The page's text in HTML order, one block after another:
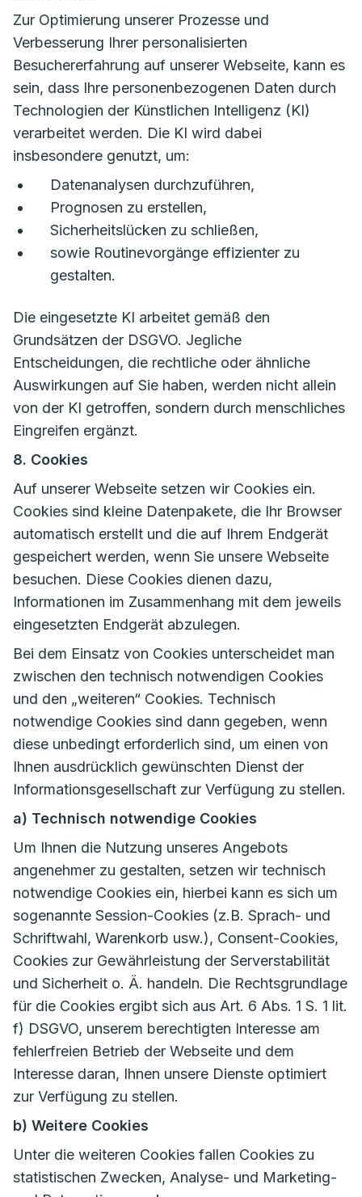
Zur Optimierung unserer Prozesse und
Verbesserung Ihrer personalisierten
Besuchererfahrung auf unserer Webseite, kann es
sein, dass Ihre personenbezogenen Daten durch
Technologien der Künstlichen Intelligenz (KI)
verarbeitet werden. Die KI wird dabei
insbesondere genutzt, um:
Datenanalysen durchzuführen,
Prognosen zu erstellen,
Sicherheitslücken zu schließen,
sowie Routinevorgänge effizienter zu
gestalten.
Die eingesetzte KI arbeitet gemäß den
Grundsätzen der DSGVO. Jegliche
Entscheidungen, die rechtliche oder ähnliche
Auswirkungen auf Sie haben, werden nicht allein
von der KI getroffen, sondern durch menschliches
Eingreifen ergänzt.
8. Cookies
Auf unserer Webseite setzen wir Cookies ein.
Cookies sind kleine Datenpakete, die Ihr Browser
automatisch erstellt und die auf Ihrem Endgerät
gespeichert werden, wenn Sie unsere Webseite
besuchen. Diese Cookies dienen dazu,
Informationen im Zusammenhang mit dem jeweils
eingesetzten Endgerät abzulegen.
Bei dem Einsatz von Cookies unterscheidet man
zwischen den technisch notwendigen Cookies
und den „weiteren“ Cookies. Technisch
notwendige Cookies sind dann gegeben, wenn
diese unbedingt erforderlich sind, um einen von
Ihnen ausdrücklich gewünschten Dienst der
Informationsgesellschaft zur Verfügung zu stellen.
a) Technisch notwendige Cookies
Um Ihnen die Nutzung unseres Angebots
angenehmer zu gestalten, setzen wir technisch
notwendige Cookies ein, hierbei kann es sich um
sogenannte Session-Cookies (z.B. Sprach- und
Schriftwahl, Warenkorb usw.), Consent-Cookies,
Cookies zur Gewährleistung der Serverstabilität
und Sicherheit o. Ä. handeln. Die Rechtsgrundlage
für die Cookies ergibt sich aus Art. 6 Abs. 1 S. 1 lit.
f) DSGVO, unserem berechtigten Interesse am
fehlerfreien Betrieb der Webseite und dem
Interesse daran, Ihnen unsere Dienste optimiert
zur Verfügung zu stellen.
b) Weitere Cookies
Unter die weiteren Cookies fallen Cookies zu
statistischen Zwecken, Analyse- und Marketing-